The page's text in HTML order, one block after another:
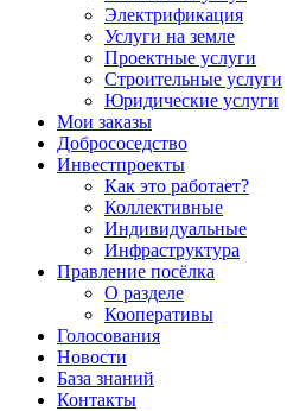
Электрификация
Услуги на земле
Проектные услуги
Строительные услуги
Юридические услуги
Мои заказы
Добрососедство
Инвестпроекты
Как это работает?
Коллективные
Индивидуальные
Инфраструктура
Правление посёлка
О разделе
Кооперативы
Голосования
Новости
База знаний
Контакты